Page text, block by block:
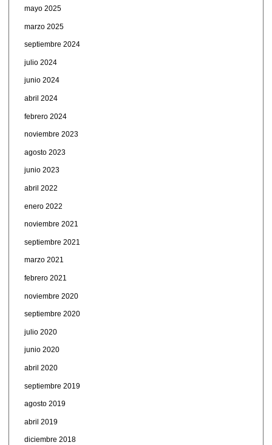
mayo 2025
marzo 2025
septiembre 2024
julio 2024
junio 2024
abril 2024
febrero 2024
noviembre 2023
agosto 2023
junio 2023
abril 2022
enero 2022
noviembre 2021
septiembre 2021
marzo 2021
febrero 2021
noviembre 2020
septiembre 2020
julio 2020
junio 2020
abril 2020
septiembre 2019
agosto 2019
abril 2019
diciembre 2018